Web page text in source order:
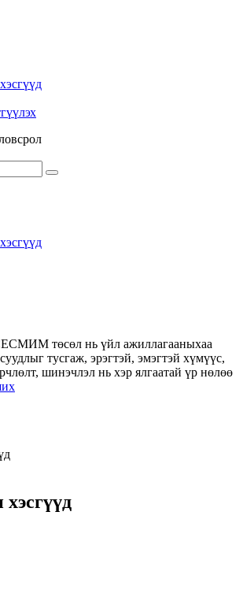
төсөл нь үйл ажиллагааныхаа
тусгаж, эрэгтэй, эмэгтэй хүмүүс,
шинэчлэл нь хэр ялгаатай үр нөлөө
хэсгүүд